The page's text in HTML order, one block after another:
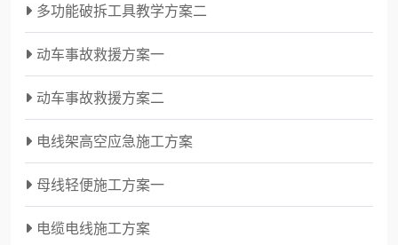
多功能破拆工具教学方案二
动车事故救援方案一
动车事故救援方案二
电线架高空应急施工方案
母线轻便施工方案一
电缆电线施工方案